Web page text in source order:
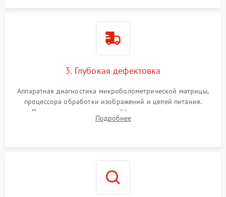
3. Глубокая дефектовка
Аппаратная диагностика микроболометрической матрицы,
процессора обработки изображений и цепей питания.
Проверка целостности шлейфов, модуля памяти и
интерфейсов связи. Выявление сгоревших SMD-компонентов
Подробнее